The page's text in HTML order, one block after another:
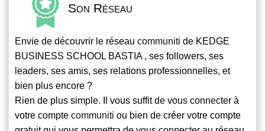
Son Réseau
Envie de découvrir le réseau communiti de KEDGE
BUSINESS SCHOOL BASTIA , ses followers, ses
leaders, ses amis, ses relations professionnelles, et
bien plus encore ?
Rien de plus simple. Il vous suffit de vous connecter à
votre compte communiti ou bien de créer votre compte